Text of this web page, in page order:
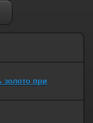
золото при